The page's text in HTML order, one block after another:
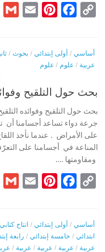
Copy
أساسي / أولى إبتدائي / بحوث /
عربية / علوم / علوم
بحث حول التلقيح
بحث حول التلقيح وفوائده
جرعة دواء تساعد أجسامنا أن
على الأمراض . عندما نأخذ
المناعة في أجسامنا على
ومقاومتها ....
Copy
أساسي / أولى إبتدائي / انتاج كتابي
ابتدائي / خامسة إبتدائي / رابعة
عربية / عربية / عربية / عربية /